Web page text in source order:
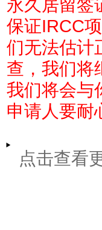
永久居留签
保证IRCC
们无法估计
查，我们将
我们将会与
申请人要耐
点击查看